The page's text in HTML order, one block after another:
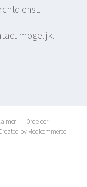
mogelijk.
| Orde der
by Medicommerce